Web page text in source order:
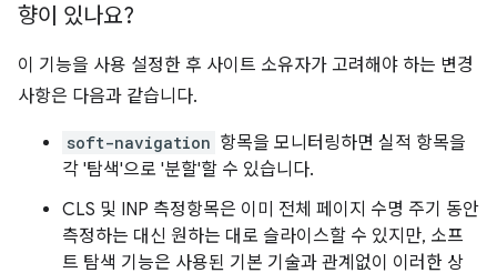
향이 있나요?
이 기능을 사용 설정한 후 사이트 소유자가 고려해야 하는 변경
사항은 다음과 같습니다.
soft-navigation 항목을 모니터링하면 실적 항목을
각 '탐색'으로 '분할'할 수 있습니다.
CLS 및 INP 측정항목은 이미 전체 페이지 수명 주기 동안
측정하는 대신 원하는 대로 슬라이스할 수 있지만, 소프
트 탐색 기능은 사용된 기본 기술과 관계없이 이러한 상